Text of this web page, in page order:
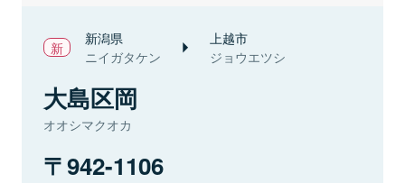
新潟県
ニイガタケン
上越市
ジョウエツシ
大島区岡
オオシマクオカ
942-1106